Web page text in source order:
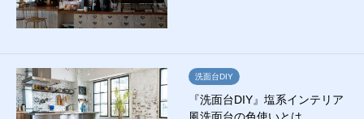
洗面台DIY
『洗面台DIY』塩系インテリア
風洗面台の色使いとは